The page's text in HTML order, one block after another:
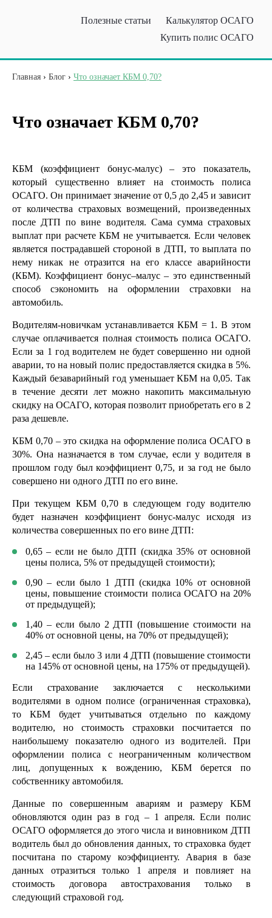
Полезные статьи
Калькулятор ОСАГО
Купить полис ОСАГО
Главная › Блог › Что означает КБМ 0,70?
Что означает КБМ 0,70?
КБМ (коэффициент бонус-малус) – это показатель,
который существенно влияет на стоимость полиса
ОСАГО. Он принимает значение от 0,5 до 2,45 и зависит
от количества страховых возмещений, произведенных
после ДТП по вине водителя. Сама сумма страховых
выплат при расчете КБМ не учитывается. Если человек
является пострадавшей стороной в ДТП, то выплата по
нему никак не отразится на его классе аварийности
(КБМ). Коэффициент бонус–малус – это единственный
способ сэкономить на оформлении страховки на
автомобиль.
Водителям-новичкам устанавливается КБМ = 1. В этом
случае оплачивается полная стоимость полиса ОСАГО.
Если за 1 год водителем не будет совершенно ни одной
аварии, то на новый полис предоставляется скидка в 5%.
Каждый безаварийный год уменьшает КБМ на 0,05. Так
в течение десяти лет можно накопить максимальную
скидку на ОСАГО, которая позволит приобретать его в 2
раза дешевле.
КБМ 0,70 – это скидка на оформление полиса ОСАГО в
30%. Она назначается в том случае, если у водителя в
прошлом году был коэффициент 0,75, и за год не было
совершено ни одного ДТП по его вине.
При текущем КБМ 0,70 в следующем году водителю
будет назначен коэффициент бонус-малус исходя из
количества совершенных по его вине ДТП:
0,65 – если не было ДТП (скидка 35% от основной
цены полиса, 5% от предыдущей стоимости);
0,90 – если было 1 ДТП (скидка 10% от основной
цены, повышение стоимости полиса ОСАГО на 20%
от предыдущей);
1,40 – если было 2 ДТП (повышение стоимости на
40% от основной цены, на 70% от предыдущей);
2,45 – если было 3 или 4 ДТП (повышение стоимости
на 145% от основной цены, на 175% от предыдущей).
Если страхование заключается с несколькими
водителями в одном полисе (ограниченная страховка),
то КБМ будет учитываться отдельно по каждому
водителю, но стоимость страховки посчитается по
наибольшему показателю одного из водителей. При
оформлении полиса с неограниченным количеством
лиц, допущенных к вождению, КБМ берется по
собственнику автомобиля.
Данные по совершенным авариям и размеру КБМ
обновляются один раз в год ­– 1 апреля. Если полис
ОСАГО оформляется до этого числа и виновником ДТП
водитель был до обновления данных, то страховка будет
посчитана по старому коэффициенту. Авария в базе
данных отразиться только 1 апреля и повлияет на
стоимость договора автострахования только в
следующий страховой год.